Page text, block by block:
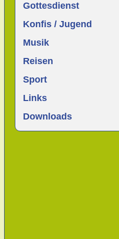
Gottesdienst
Konfis / Jugend
Musik
Reisen
Sport
Links
Downloads